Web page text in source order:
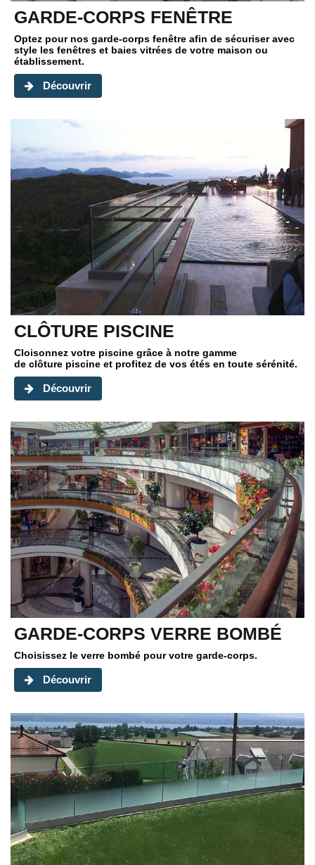
GARDE-CORPS FENÊTRE
Optez pour nos garde-corps fenêtre afin de sécuriser avec
style les fenêtres et baies vitrées de votre maison ou
établissement.
Découvrir
CLÔTURE PISCINE
Cloisonnez votre piscine grâce à notre gamme
de clôture piscine et profitez de vos étés en toute sérénité.
Découvrir
GARDE-CORPS VERRE BOMBÉ
Choisissez le verre bombé pour votre garde-corps.
Découvrir